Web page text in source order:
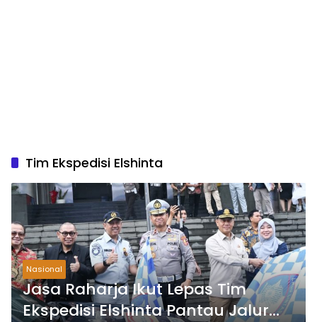
Tim Ekspedisi Elshinta
Nasional
Jasa Raharja Ikut Lepas Tim
Ekspedisi Elshinta Pantau Jalur